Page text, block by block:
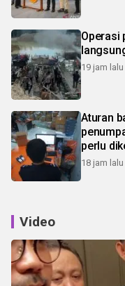
Operasi
19 jam lalu
Aturan
perlu
18 jam lalu
Video